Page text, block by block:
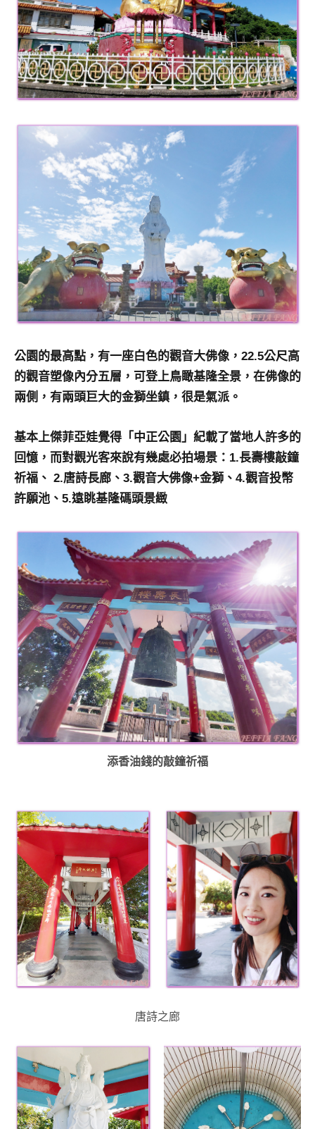
公園的最高點，有一座白色的觀音大佛像，22.5公尺高
的觀音塑像內分五層，可登上鳥瞰基隆全景，在佛像的
兩側，有兩頭巨大的金獅坐鎮，很是氣派。
基本上傑菲亞娃覺得「中正公園」紀載了當地人許多的
回憶，而對觀光客來說有幾處必拍場景：1.長壽樓敲鐘
祈福、 2.唐詩長廊、3.觀音大佛像+金獅、4.觀音投幣
許願池、5.遠眺基隆碼頭景緻
添香油錢的敲鐘祈福
唐詩之廊